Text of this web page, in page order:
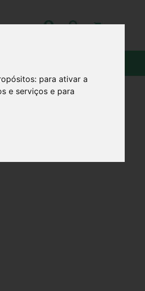
para ativar a
e serviços e para